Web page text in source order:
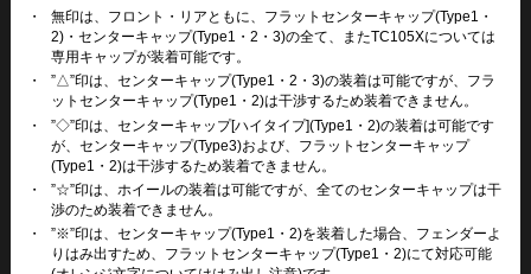
・
無印は、フロント・リアともに、フラットセンターキャップ(Type1・
2)・センターキャップ(Type1・2・3)の全て、またTC105Xについては
専用キャップが装着可能です。
・
”△”印は、センターキャップ(Type1・2・3)の装着は可能ですが、フラ
ットセンターキャップ(Type1・2)は干渉するため装着できません。
・
”◇”印は、センターキャップ[ハイタイプ](Type1・2)の装着は可能です
が、センターキャップ(Type3)および、フラットセンターキャップ
(Type1・2)は干渉するため装着できません。
・
”☆”印は、ホイールの装着は可能ですが、全てのセンターキャップは干
渉のため装着できません。
・
”※”印は、センターキャップ(Type1・2)を装着した場合、フェンダーよ
りはみ出すため、フラットセンターキャップ(Type1・2)にて対応可能